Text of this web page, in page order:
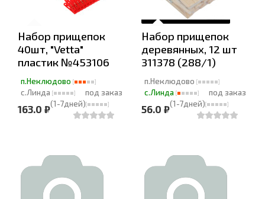
Набор прищепок
40шт, "Vetta"
пластик №453106
п.Неклюдово
с.Линда
под заказ
(1-7дней)
163.0 ₽
Набор прищепок
деревянных, 12 шт
311378 (288/1)
п.Неклюдово
с.Линда
под заказ
(1-7дней)
56.0 ₽